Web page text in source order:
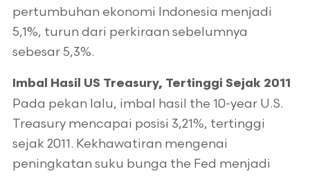
pertumbuhan ekonomi Indonesia menjadi
5,1%, turun dari perkiraan sebelumnya
sebesar 5,3%.
Imbal Hasil US Treasury, Tertinggi Sejak 2011
Pada pekan lalu, imbal hasil the 10-year U.S.
Treasury mencapai posisi 3,21%, tertinggi
sejak 2011. Kekhawatiran mengenai
peningkatan suku bunga the Fed menjadi